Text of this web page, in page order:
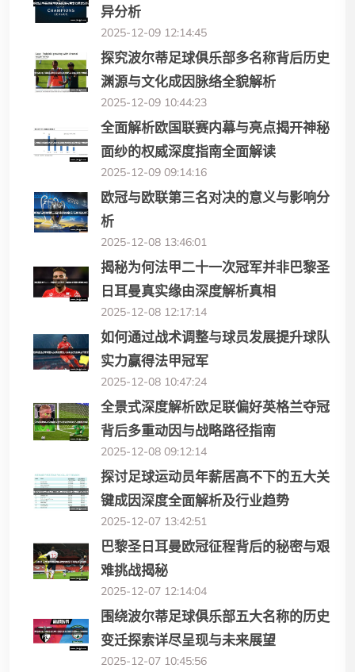
异分析
2025-12-09 12:14:45
探究波尔蒂足球俱乐部多名称背后历史
渊源与文化成因脉络全貌解析
2025-12-09 10:44:23
全面解析欧国联赛内幕与亮点揭开神秘
面纱的权威深度指南全面解读
2025-12-09 09:14:16
欧冠与欧联第三名对决的意义与影响分
析
2025-12-08 13:46:01
揭秘为何法甲二十一次冠军并非巴黎圣
日耳曼真实缘由深度解析真相
2025-12-08 12:17:14
如何通过战术调整与球员发展提升球队
实力赢得法甲冠军
2025-12-08 10:47:24
全景式深度解析欧足联偏好英格兰夺冠
背后多重动因与战略路径指南
2025-12-08 09:12:14
探讨足球运动员年薪居高不下的五大关
键成因深度全面解析及行业趋势
2025-12-07 13:42:51
巴黎圣日耳曼欧冠征程背后的秘密与艰
难挑战揭秘
2025-12-07 12:14:04
围绕波尔蒂足球俱乐部五大名称的历史
变迁探索详尽呈现与未来展望
2025-12-07 10:45:56